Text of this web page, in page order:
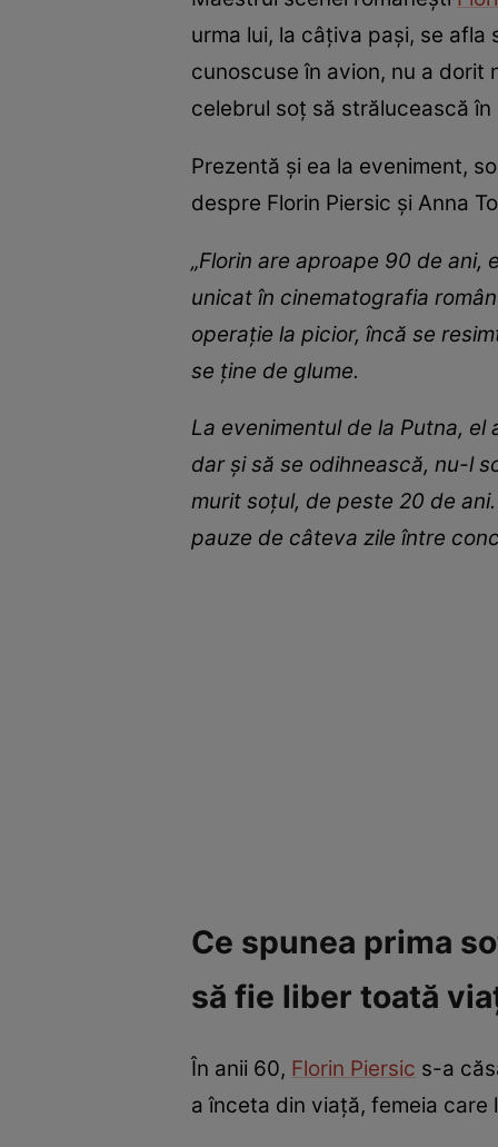
urma lui, la câțiva pași, se
cunoscuse în avion, nu a
celebrul soț să strălucească
Prezentă și ea la eveniment,
despre Florin Piersic și Anna
„Florin are aproape 90 de
unicat în cinematografia
operație la picior, încă se
se ține de glume.
La evenimentul de la Putna, el
dar și să se odihnească, nu-l
murit soțul, de peste 20 de
pauze de câteva zile între
Ce spunea prima
să fie liber toată
În anii 60, Florin Piersic s-a
a înceta din viață, femeia